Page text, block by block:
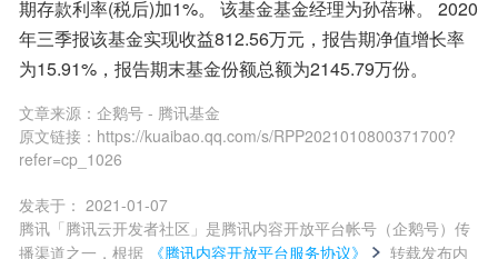
期存款利率(税后)加1%。 该基金基金经理为孙蓓琳。 2020
年三季报该基金实现收益812.56万元，报告期净值增长率
为15.91%，报告期末基金份额总额为2145.79万份。
文章来源： 企鹅号 - 腾讯基金
原文链接： https://kuaibao.qq.com/s/RPP2021010800371700?
refer=cp_1026
发表于： 2021-01-07
腾讯「腾讯云开发者社区」是腾讯内容开放平台帐号（企鹅号）传
播渠道之一，根据
《腾讯内容开放平台服务协议》
转载发布内